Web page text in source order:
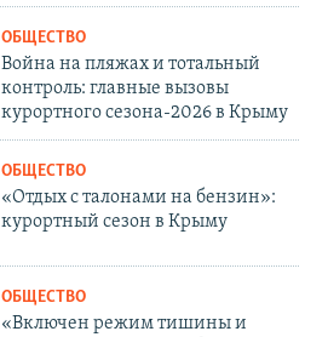
ОБЩЕСТВО
Война на пляжах и тотальный
контроль: главные вызовы
курортного сезона-2026 в Крыму
ОБЩЕСТВО
«Отдых с талонами на бензин»:
курортный сезон в Крыму
ОБЩЕСТВО
«Включен режим тишины и